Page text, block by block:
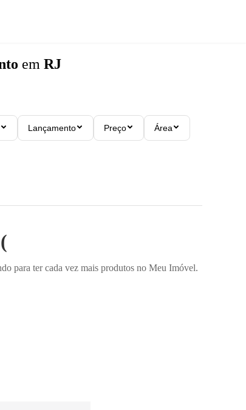
em RJ
Lançamento Preço Área
para ter cada vez mais produtos no Meu Imóvel.